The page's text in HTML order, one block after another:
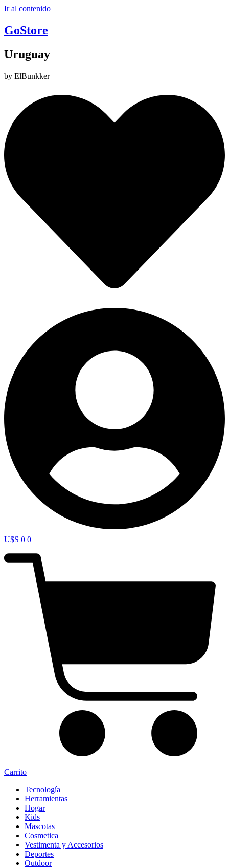
Ir al contenido
GoStore
Uruguay
by ElBunkker
U$S 0 0
Carrito
Tecnología
Herramientas
Hogar
Kids
Mascotas
Cosmetica
Vestimenta y Accesorios
Deportes
Outdoor